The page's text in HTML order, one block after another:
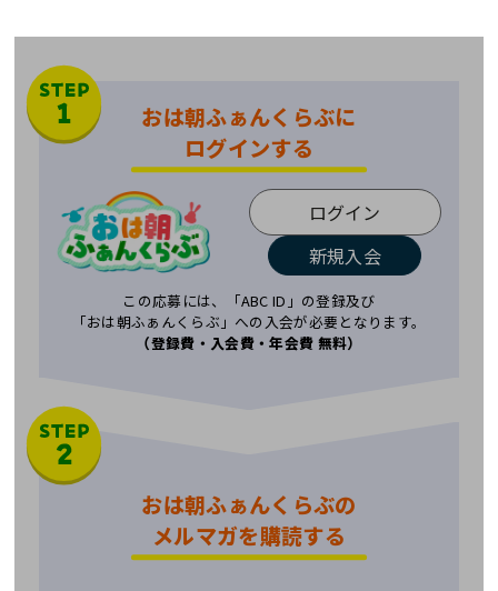
おは朝ふぁんくらぶに
ログインする
ログイン
新規入会
この応募には、「ABC ID」の登録及び
「おは朝ふぁんくらぶ」への入会が必要となります。
（登録費・入会費・年会費 無料）
おは朝ふぁんくらぶの
メルマガを購読する